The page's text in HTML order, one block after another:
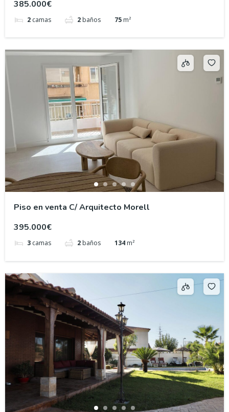
385.000€
2 camas 2 baños 75 m²
Piso en venta C/ Arquitecto Morell
395.000€
3 camas 2 baños 134 m²